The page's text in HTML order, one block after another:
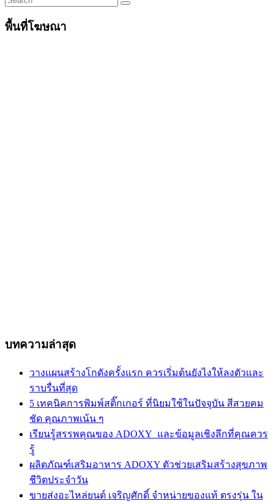
พื้นที่โฆษณา
บทความล่าสุด
วางแผนสร้างโกดังครั้งแรก ควรเริ่มต้นยังไงให้ลงตัวและ
ราบรื่นที่สุด
5 เทคนิคการพิมพ์สติ๊กเกอร์ ที่นิยมใช้ในปัจจุบัน สีสวยคม
ชัด คุณภาพเน้น ๆ
เรียนรู้สรรพคุณของ ADOXY และข้อมูลเชิงลึกที่คุณควร
รู้
ผลิตภัณฑ์เสริมอาหาร ADOXY ตัวช่วยเสริมสร้างสุขภาพ
ชีวิตประจำวัน
ขายส่งอะไหล่ยนต์ เจริญศักดิ์ จำหน่ายของแท้ ตรงรุ่น ใน